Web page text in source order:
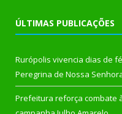
ÚLTIMAS PUBLICAÇÕES
Rurópolis vivencia dias de
Peregrina de Nossa
Prefeitura reforça combate